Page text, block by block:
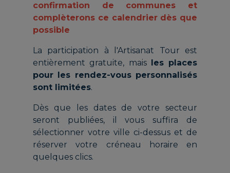
confirmation de communes et
complèterons ce calendrier dès que
possible
La participation à l'Artisanat Tour est
entièrement gratuite, mais les places
pour les rendez-vous personnalisés
sont limitées.
Dès que les dates de votre secteur
seront publiées, il vous suffira de
sélectionner votre ville ci-dessus et de
réserver votre créneau horaire en
quelques clics.